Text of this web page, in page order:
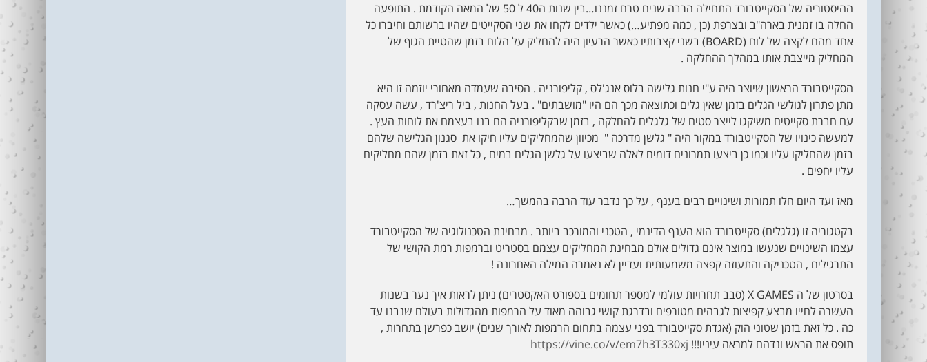
ההיסטוריה של הסקייטבורד התחילה הרבה שנים טרם זמננו…בין שנות ה40 ל 50 של המאה הקודמת . התופעה
החלה בו זמנית בארה"ב ובצרפת (כן , כמה מפתיע…) כאשר ילדים לקחו את שני הסקייטים שהיו ברשותם וחיברו כל
אחד מהם לקצה של לוח (BOARD) בשני קצבותיו כאשר הרעיון היה להחליק על הלוח בזמן שהטיית הגוף של
המחליק מייצבת אותו במהלך ההחלקה .
הסקייטבורד הראשון שיוצר היה ע"י חנות גלישה בלוס אנג'לס , קליפורניה . הסיבה שעמדה מאחורי יוזמה זו היא
מתן פתרון לגולשי הגלים בזמן שאין גלים וכתוצאה מכך הם היו "מושבתים" . בעל החנות , ביל ריצ'רד , עשה עסקה
עם חברת סקייטים משיקגו לייצר סטים של גלגלים להחלקה , בזמן שבקליפורניה הם בנו בעצמם את לוחות העץ .
למעשה כינויו של הסקייטבורד במקור היה " גלשן מדרכה " מכיוון שהמחליקים עליו חיקו את סגנון הגלישה שלהם
בזמן שהחליקו עליו וכמו כן ביצעו תמרונים דומים לאלה שביצעו על גלשן הגלים במים , כל זאת בזמן שהם מחליקים
עליו יחפים .
מאז ועד היום חלו תמורות ושינויים רבים בענף , על כך נדבר עוד הרבה בהמשך…
בקטגוריה זו (גלגלים) סקייטבורד הוא הענף הדינמי , הטכני והמורכב ביותר . מבחינת הטכנולוגיה של הסקייטבורד
עצמו השינויים שנעשו במוצר אינם גדולים אולם מבחינת המחליקים עצמם בסטריט וברמפות רמת הקושי של
התרגילים , הטכניקה והתעוזה קפצה משמעותית ועדיין לא נאמרה המילה האחרונה !
בסרטון של ה X GAMES (סבב תחרויות עולמי למספר תחומים בספורט האקסטרים) ניתן לראות איך נער בשנות
העשרה לחייו מבצע קפיצות לגבהים מטורפים ובדרגת קושי גבוהה מאוד על הרמפות מהגדולות בעולם שנבנו עד
כה . כל זאת בזמן שטוני הוק (אגדת סקייטבורד בפני עצמה בתחום הרמפות לאורך שנים) יושב כפרשן בתחרות ,
תופס את הראש ונדהם למראה עיניו!!! https://vine.co/v/em7h3T330xj